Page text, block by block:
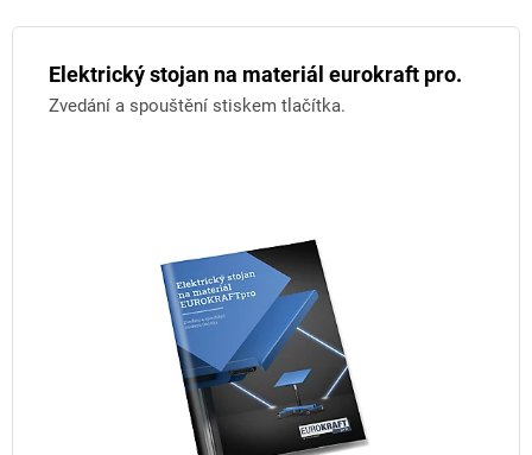
Elektrický stojan na materiál eurokraft pro.
Zvedání a spouštění stiskem tlačítka.